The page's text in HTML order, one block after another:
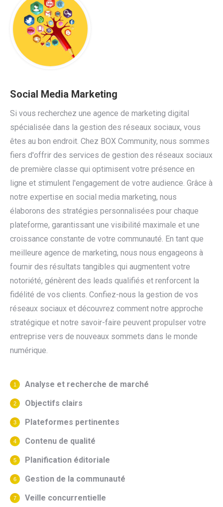
Social Media Marketing
Si vous recherchez une agence de marketing digital
spécialisée dans la gestion des réseaux sociaux, vous
êtes au bon endroit. Chez BOX Community, nous sommes
fiers d'offrir des services de gestion des réseaux sociaux
de première classe qui optimisent votre présence en
ligne et stimulent l'engagement de votre audience. Grâce à
notre expertise en social media marketing, nous
élaborons des stratégies personnalisées pour chaque
plateforme, garantissant une visibilité maximale et une
croissance constante de votre communauté. En tant que
meilleure agence de marketing, nous nous engageons à
fournir des résultats tangibles qui augmentent votre
notoriété, génèrent des leads qualifiés et renforcent la
fidélité de vos clients. Confiez-nous la gestion de vos
réseaux sociaux et découvrez comment notre approche
stratégique et notre savoir-faire peuvent propulser votre
entreprise vers de nouveaux sommets dans le monde
numérique.
Analyse et recherche de marché
Objectifs clairs
Plateformes pertinentes
Contenu de qualité
Planification éditoriale
Gestion de la communauté
Veille concurrentielle